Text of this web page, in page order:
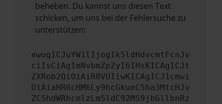
beheben. Du kannst uns diesen Text
schicken, um uns bei der Fehlersuche zu
unterstützen:
ewogICJuYW1lIjogIk5ldHdvcmtFcnJv
ciIsCiAgImNvbmZpZyI6IHsKICAgICJt
ZXRob2QiOiAiR0VUIiwKICAgICJ1cmwi
OiAiaHR0cHM6Ly9hcGkueC5ha3MtcHJv
ZC5hdWRhcmlzLm5ldC92MS9jbGllbnRz